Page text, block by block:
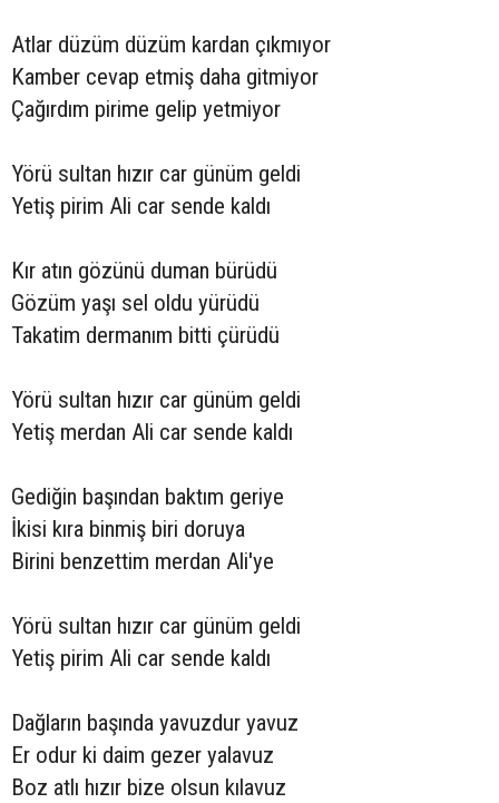
Atlar düzüm düzüm kardan çıkmıyor
Kamber cevap etmiş daha gitmiyor
Çağırdım pirime gelip yetmiyor
Yörü sultan hızır car günüm geldi
Yetiş pirim Ali car sende kaldı
Kır atın gözünü duman bürüdü
Gözüm yaşı sel oldu yürüdü
Takatim dermanım bitti çürüdü
Yörü sultan hızır car günüm geldi
Yetiş merdan Ali car sende kaldı
Gediğin başından baktım geriye
İkisi kıra binmiş biri doruya
Birini benzettim merdan Ali'ye
Yörü sultan hızır car günüm geldi
Yetiş pirim Ali car sende kaldı
Dağların başında yavuzdur yavuz
Er odur ki daim gezer yalavuz
Boz atlı hızır bize olsun kılavuz